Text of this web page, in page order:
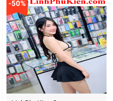
-50%